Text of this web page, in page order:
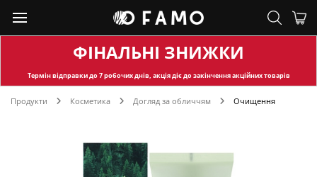
ФІНАЛЬНІ ЗНИЖКИ
Термін відправкидо 7 робочих днів, акція діє до закінчення акційних товарів
Продукти Косметика Догляд за обличчям Очищення